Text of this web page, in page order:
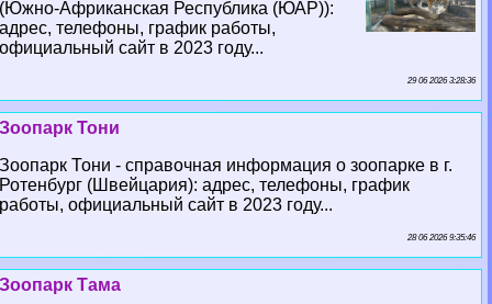
(Южно-Африканская Республика (ЮАР)):
адрес, телефоны, график работы,
официальный сайт в 2023 году...
29 06 2026 3:28:36
Зоопарк Тони
Зоопарк Тони - справочная информация о зоопарке в г.
Ротенбург (Швейцария): адрес, телефоны, график
работы, официальный сайт в 2023 году...
28 06 2026 9:35:46
Зоопарк Тама